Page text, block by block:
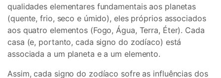
qualidades elementares fundamentais aos planetas
(quente, frio, seco e úmido), eles próprios associados
aos quatro elementos (Fogo, Água, Terra, Éter). Cada
casa (e, portanto, cada signo do zodíaco) está
associada a um planeta e a um elemento.
Assim, cada signo do zodíaco sofre as influências dos